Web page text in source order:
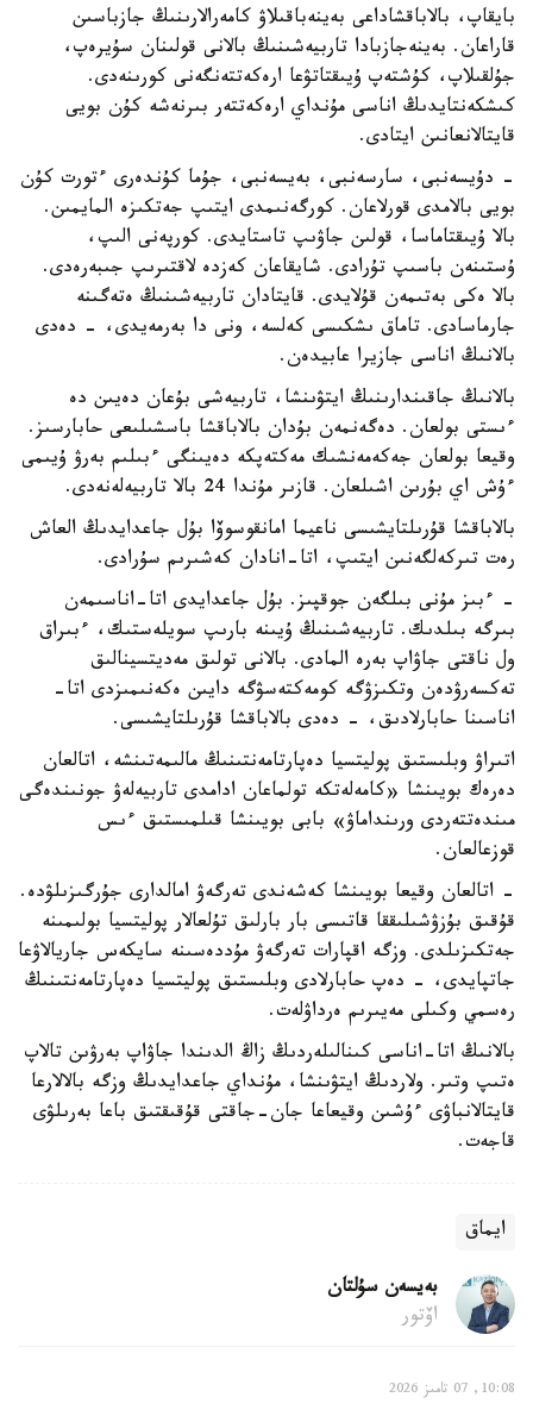
بايقاپ، بالاباقشاداعى بەينەباقىلاۋ كامەرالارىنىڭ جازباسىن
قاراعان. بەينەجازبادا تاربيەشىنىڭ بالانى قولىنان سۇيرەپ،
جۇلقىلاپ، كۇشتەپ ۇيىقتاتۋعا ارەكەتتەنگەنى كورىنەدى.
كىشكەنتايدىڭ اناسى مۇنداي ارەكەتتەر بىرنەشە كۇن بويى
قايتالانعانىن ايتادى.
- دۇيسەنبى، سارسەنبى، بەيسەنبى، جۇما كۇندەرى ءتورت كۇن
بويى بالامدى قورلاعان. كورگەنىمدى ايتىپ جەتكىزە المايمىن.
بالا ۇيىقتاماسا، قولىن جاۋىپ تاستايدى. كورپەنى الىپ،
ۇستىنەن باسىپ تۇرادى. شايقاعان كەزدە لاقتىرىپ جىبەرەدى.
بالا ەكى بەتىمەن قۇلايدى. قايتادان تاربيەشىنىڭ ەتەگىنە
جارماسادى. تاماق ىشكىسى كەلسە، ونى دا بەرمەيدى، - دەدى
بالانىڭ اناسى جازيرا عابيدەن.
بالانىڭ جاقىندارىنىڭ ايتۋىنشا، تاربيەشى بۇعان دەيىن دە
ءىستى بولعان. دەگەنمەن بۇدان بالاباقشا باسشىلىعى حابارسىز.
وقيعا بولعان جەكەمەنشىك مەكتەپكە دەيىنگى ءبىلىم بەرۋ ۇيىمى
ءۇش اي بۇرىن اشىلعان. قازىر مۇندا 24 بالا تاربيەلەنەدى.
بالاباقشا قۇرىلتايشىسى ناعيما امانقوسوۆا بۇل جاعدايدىڭ العاش
رەت تىركەلگەنىن ايتىپ، اتا-انادان كەشىرىم سۇرادى.
- ءبىز مۇنى بىلگەن جوقپىز. بۇل جاعدايدى اتا-اناسىمەن
بىرگە بىلدىك. تاربيەشىنىڭ ۇيىنە بارىپ سويلەستىك، ءبىراق
ول ناقتى جاۋاپ بەرە المادى. بالانى تولىق مەديتسينالىق
تەكسەرۋدەن وتكىزۋگە كومەكتەسۋگە دايىن ەكەنىمىزدى اتا-
اناسىنا حابارلادىق، - دەدى بالاباقشا قۇرىلتايشىسى.
اتىراۋ وبلىستىق پوليتسيا دەپارتامەنتىنىڭ مالىمەتىنشە، اتالعان
دەرەك بويىنشا «كامەلەتكە تولماعان ادامدى تاربيەلەۋ جونىندەگى
مىندەتتەردى ورىنداماۋ» بابى بويىنشا قىلمىستىق ءىس
قوزعالعان.
- اتالعان وقيعا بويىنشا كەشەندى تەرگەۋ امالدارى جۇرگىزىلۋدە.
قۇقىق بۇزۋشىلىققا قاتىسى بار بارلىق تۇلعالار پوليتسيا بولىمىنە
جەتكىزىلدى. وزگە اقپارات تەرگەۋ مۇددەسىنە سايكەس جاريالاۋعا
جاتپايدى، - دەپ حابارلادى وبلىستىق پوليتسيا دەپارتامەنتىنىڭ
رەسمي وكىلى مەيىرىم ەرداۋلەت.
بالانىڭ اتا-اناسى كىنالىلەردىڭ زاڭ الدىندا جاۋاپ بەرۋىن تالاپ
ەتىپ وتىر. ولاردىڭ ايتۋىنشا، مۇنداي جاعدايدىڭ وزگە بالالارعا
قايتالانباۋى ءۇشىن وقيعاعا جان-جاقتى قۇقىقتىق باعا بەرىلۋى
قاجەت.
ايماق
بەيسەن سۇلتان
اۆتور
10:08, 07 تامىز 2026